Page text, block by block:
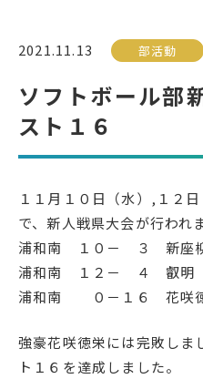
受検生の方へ
年間スケジュール
教科ガイド
保健室より
事務室より
保護者の方へ
地域の皆様へ
教育関係者の方へ
2021.11.13 部活動
ソフトボール部
スト１６
１１月１０日（水）,１２
で、新人戦県大会が行われ
浦和南 １０－ ３ 新座
浦和南 １２－ ４ 叡明
浦和南 ０－１６ 花咲
強豪花咲徳栄には完敗しま
ト１６を達成しました。